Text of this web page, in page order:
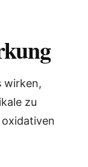
wirken,
zu